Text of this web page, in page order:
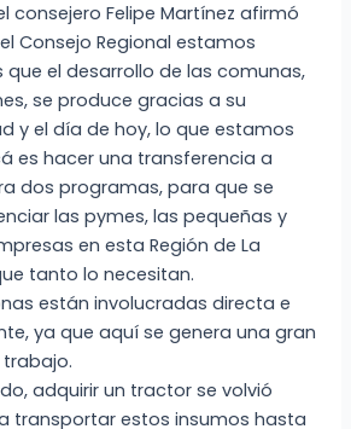
consejero Felipe Martínez afirmó
Consejo Regional estamos
que el desarrollo de las comunas,
se produce gracias a su
y el día de hoy, lo que estamos
es hacer una transferencia a
dos programas, para que se
las pymes, las pequeñas y
en esta Región de La
tanto lo necesitan.
están involucradas directa e
ya que aquí se genera una gran
adquirir un tractor se volvió
transportar estos insumos hasta